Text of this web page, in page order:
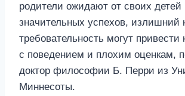
родители ожидают от своих детей
значительных успехов, излишний
требовательность могут
с поведением и плохим оценкам,
доктор философии Б. Перри из
Миннесоты.